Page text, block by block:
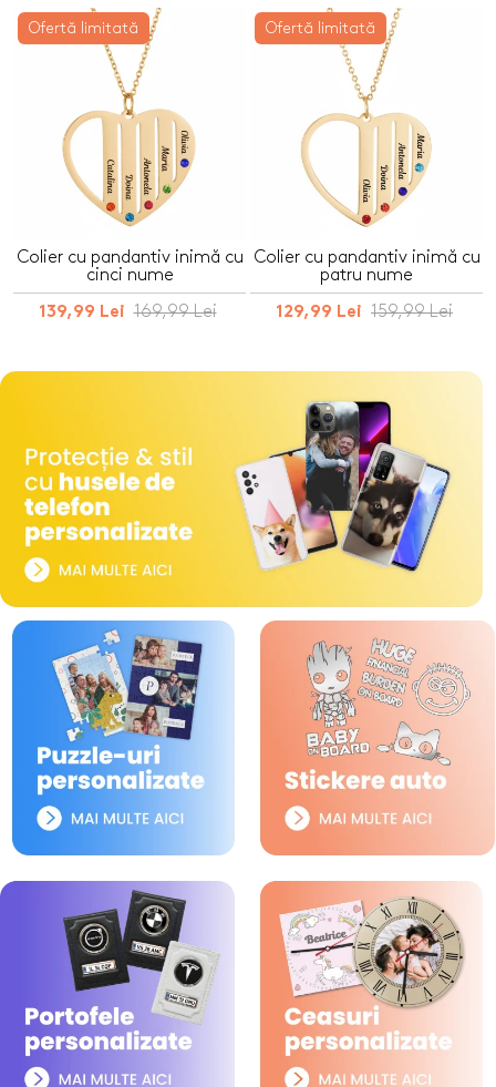
Ofertă limitată
Colier cu pandantiv inimă cu
cinci nume
139,99 Lei 169,99 Lei
Ofertă limitată
Colier cu pandantiv inimă cu
patru nume
129,99 Lei 159,99 Lei